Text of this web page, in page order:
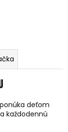
ponúka deťom
každodennú